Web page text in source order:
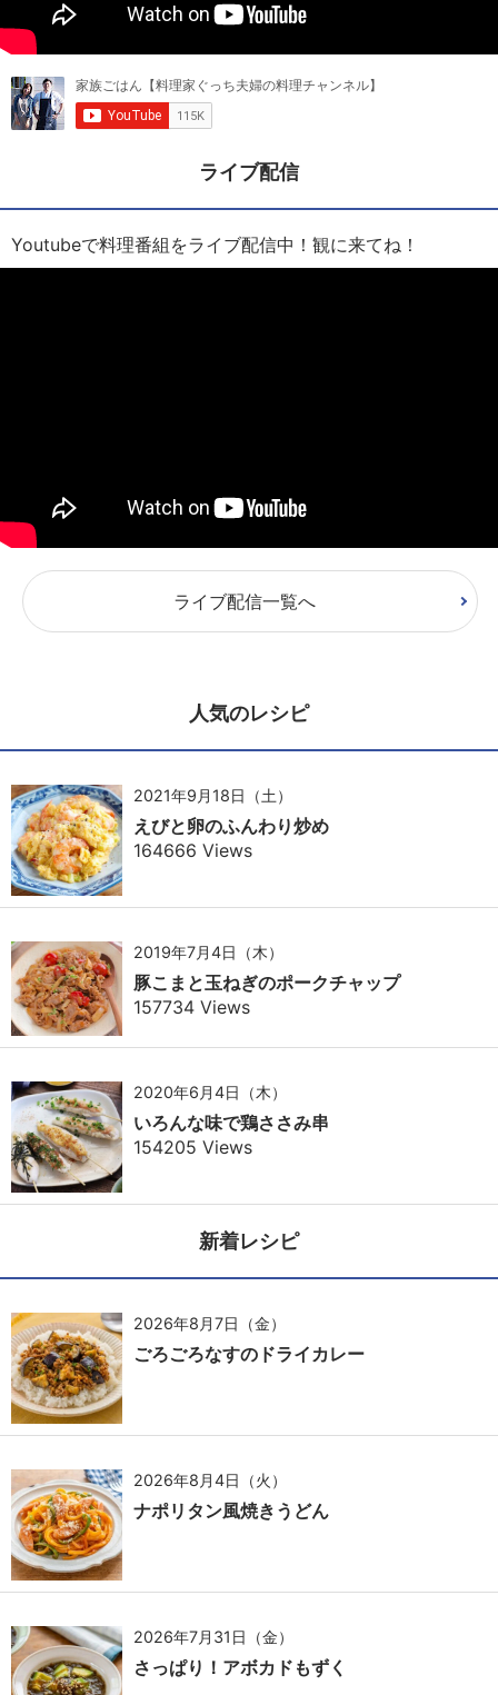
ライブ配信
Youtubeで料理番組をライブ配信中！観に来てね！
ライブ配信一覧へ
人気のレシピ
2021年9月18日（土）
えびと卵のふんわり炒め
164666 Views
2019年7月4日（木）
豚こまと玉ねぎのポークチャップ
157734 Views
2020年6月4日（木）
いろんな味で鶏ささみ串
154205 Views
新着レシピ
2026年8月7日（金）
ごろごろなすのドライカレー
2026年8月4日（火）
ナポリタン風焼きうどん
2026年7月31日（金）
さっぱり！アボカドもずく